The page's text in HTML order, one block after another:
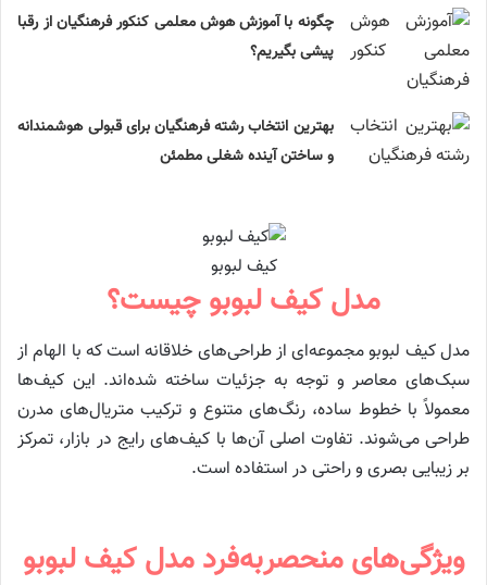
چگونه با آموزش هوش معلمی کنکور فرهنگیان از رقبا
پیشی بگیریم؟
بهترین انتخاب رشته فرهنگیان برای قبولی هوشمندانه
و ساختن آینده شغلی مطمئن
کیف لبوبو
مدل کیف لبوبو چیست؟
مدل کیف لبوبو مجموعه‌ای از طراحی‌های خلاقانه است که با الهام از
سبک‌های معاصر و توجه به جزئیات ساخته شده‌اند. این کیف‌ها
معمولاً با خطوط ساده، رنگ‌های متنوع و ترکیب متریال‌های مدرن
طراحی می‌شوند. تفاوت اصلی آن‌ها با کیف‌های رایج در بازار، تمرکز
بر زیبایی بصری و راحتی در استفاده است.
ویژگی‌های منحصربه‌فرد مدل کیف لبوبو